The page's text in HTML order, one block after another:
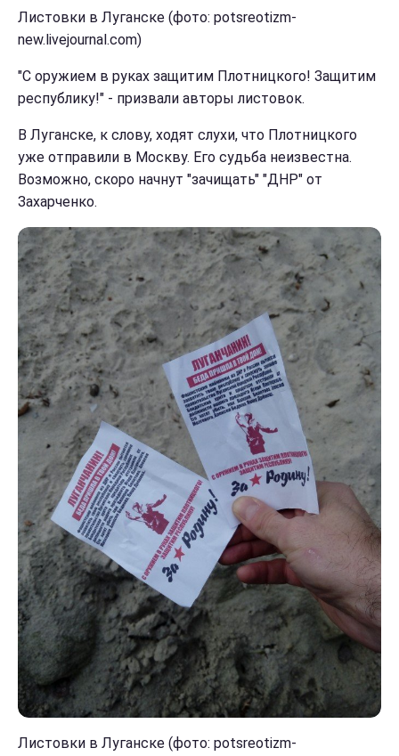
Листовки в Луганске (фото: potsreotizm-
new.livejournal.com)
"С оружием в руках защитим Плотницкого! Защитим
республику!" - призвали авторы листовок.
В Луганске, к слову, ходят слухи, что Плотницкого
уже отправили в Москву. Его судьба неизвестна.
Возможно, скоро начнут "зачищать" "ДНР" от
Захарченко.
Листовки в Луганске (фото: potsreotizm-